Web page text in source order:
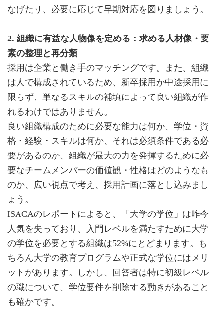
なげたり、必要に応じて早期対応を図りましょう。
2. 組織に有益な人物像を定める：求める人材像・要
素の整理と再分類
採用は企業と働き手のマッチングです。また、組織
は人で構成されているため、新卒採用か中途採用に
限らず、単なるスキルの補填によって良い組織が作
れるわけではありません。
良い組織構成のために必要な能力は何か、学位・資
格・経験・スキルは何か、それは必須条件である必
要があるのか、組織が最大の力を発揮するために必
要なチームメンバーの価値観・性格はどのようなも
のか、広い視点で考え、採用計画に落とし込みまし
ょう。
ISACAのレポートによると、「大学の学位」は昨今
人気を失っており、入門レベルを満たすために大学
の学位を必要とする組織は52%にとどまります。も
ちろん大学の教育プログラムや正式な学位にはメリ
ットがあります。しかし、回答者は特に初級レベル
の職について、学位要件を削除する動きがあること
も確かです。